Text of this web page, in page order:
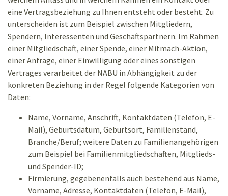
eine Vertragsbeziehung zu Ihnen entsteht oder besteht. Zu
unterscheiden ist zum Beispiel zwischen Mitgliedern,
Spendern, Interessenten und Geschäftspartnern. Im Rahmen
einer Mitgliedschaft, einer Spende, einer Mitmach-Aktion,
einer Anfrage, einer Einwilligung oder eines sonstigen
Vertrages verarbeitet der NABU in Abhängigkeit zu der
konkreten Beziehung in der Regel folgende Kategorien von
Daten:
Name, Vorname, Anschrift, Kontaktdaten (Telefon, E-
Mail), Geburtsdatum, Geburtsort, Familienstand,
Branche/Beruf; weitere Daten zu Familienangehörigen
zum Beispiel bei Familienmitgliedschaften, Mitglieds-
und Spender-ID;
Firmierung, gegebenenfalls auch bestehend aus Name,
Vorname, Adresse, Kontaktdaten (Telefon, E-Mail),